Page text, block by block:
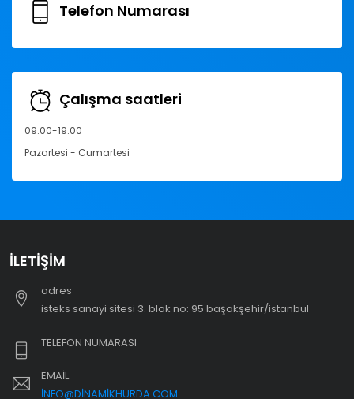
Telefon Numarası
Çalışma saatleri
09.00-19.00
Pazartesi - Cumartesi
İLETIŞIM
adres
i̇steks sanayi sitesi 3. blok no: 95 başakşehir/i̇stanbul
TELEFON NUMARASI
EMAIL
INFO@DINAMIKHURDA.COM